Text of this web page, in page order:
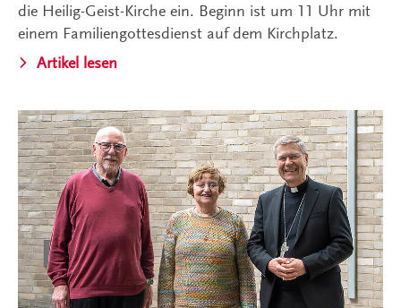
die Heilig-Geist-Kirche ein. Beginn ist um 11 Uhr mit
einem Familiengottesdienst auf dem Kirchplatz.
Artikel lesen